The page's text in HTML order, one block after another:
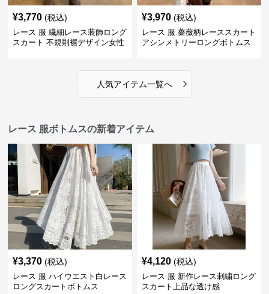
¥3,770 (税込)
レース 服 繊細レース装飾ロング
スカート 不規則裾デザイン女性
¥3,970 (税込)
レース 服 薔薇柄レーススカート
アシンメトリーロングボトムス
人気アイテム一覧へ ›
レース 服ボトムスの新着アイテム
¥3,370 (税込)
レース 服 ハイウエスト白レース
ロングスカートボトムス
¥4,120 (税込)
レース 服 新作レース刺繍ロング
スカート上品な透け感